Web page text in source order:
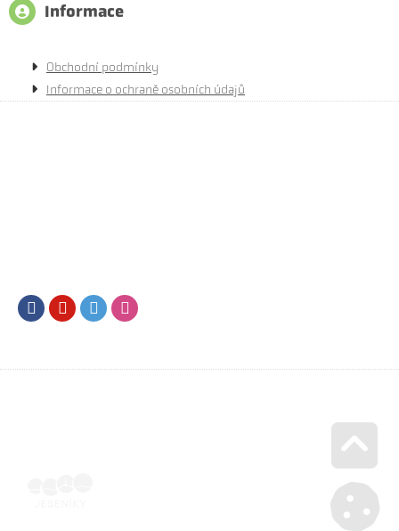
Informace
Obchodní podmínky
Informace o ochraně osobních údajů
FacebookYoutubeTwitter
Go